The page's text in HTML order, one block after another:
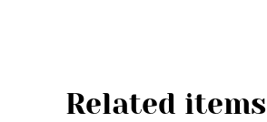
Related items